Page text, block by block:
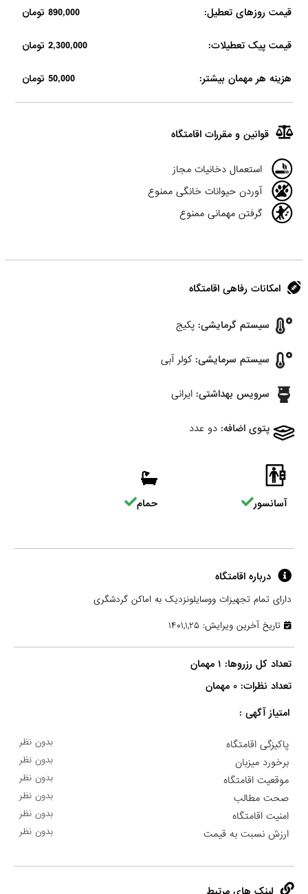
قیمت روزهای تعطیل: 890,000 تومان
قیمت پیک تعطیلات: 2,300,000 تومان
هزینه هر مهمان بیشتر: 50,000 تومان
قوانین و مقررات اقامتگاه
استعمال دخانیات مجاز
آوردن حیوانات خانگی ممنوع
گرفتن مهمانی ممنوع
امکانات رفاهی اقامتگاه
سیستم گرمایشی: پکیج
سیستم سرمایشی: کولر آبی
سرویس بهداشتی: ایرانی
پتوی اضافه: دو عدد
آسانسور حمام
درباره اقامتگاه
دارای تمام تجهیزات ووسایلونزدیک به اماکن گردشگری
تاریخ آخرین ویرایش: ۱۴۰۱,۱,۲۵
تعداد کل رزروها: ۱ مهمان
تعداد نظرات: ۰ مهمان
امتیاز آگهی :
پاکیزگی اقامتگاه بدون نظر
برخورد میزبان بدون نظر
موقعیت اقامتگاه بدون نظر
صحت مطالب بدون نظر
امنیت اقامتگاه بدون نظر
ارزش نسبت به قیمت بدون نظر